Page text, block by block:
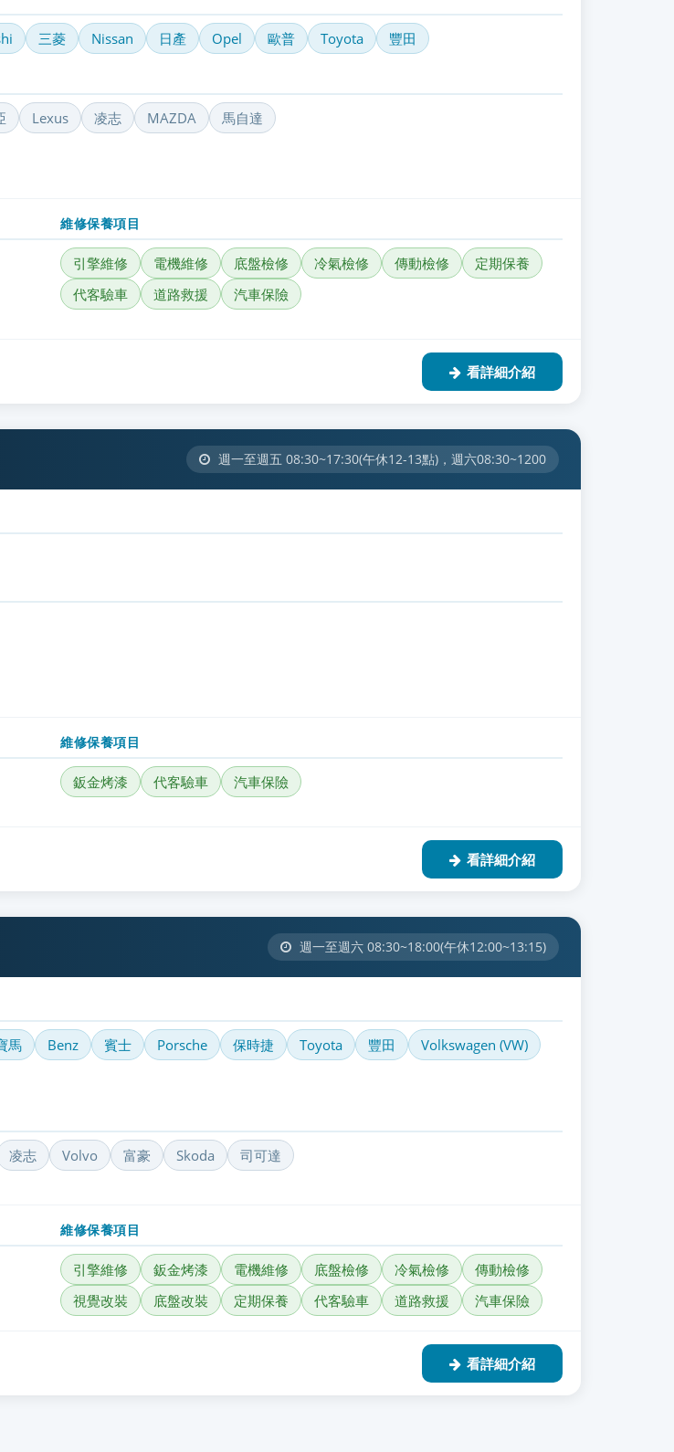
三菱 Nissan 日產 Opel 歐普 Toyota 豐田
Lexus 凌志 MAZDA 馬自達
維修保養項目
引擎維修 電機維修 底盤檢修 冷氣檢修 傳動檢修
定期保養
代客驗車
道路救援 汽車保險
看詳細介紹
週一至週五 08:30~17:30(午休12-13點)，週六08:30~1200
維修保養項目
鈑金烤漆 代客驗車 汽車保險
看詳細介紹
週一至週六 08:30~18:00(午休12:00~13:15)
馬 Benz 賓士 Porsche 保時捷 Toyota 豐田
Volkswagen (VW)
凌志 Volvo 富豪 Skoda 司可達
維修保養項目
引擎維修 鈑金烤漆 電機維修 底盤檢修 冷氣檢修
傳動檢修
視覺改裝
底盤改裝 定期保養 代客驗車 道路救援 汽車保險
看詳細介紹